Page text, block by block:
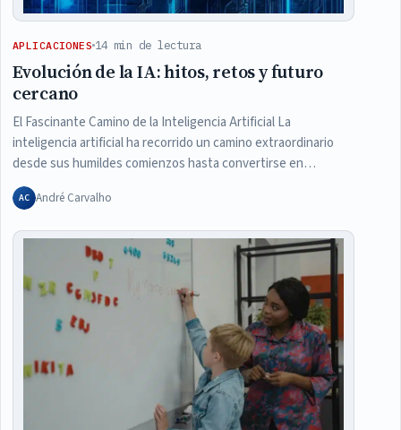
APLICACIONES 14 min de lectura
Evolución de la IA: hitos, retos y futuro
cercano
El Fascinante Camino de la Inteligencia Artificial La
inteligencia artificial ha recorrido un camino extraordinario
desde sus humildes comienzos hasta convertirse en…
AC André Carvalho